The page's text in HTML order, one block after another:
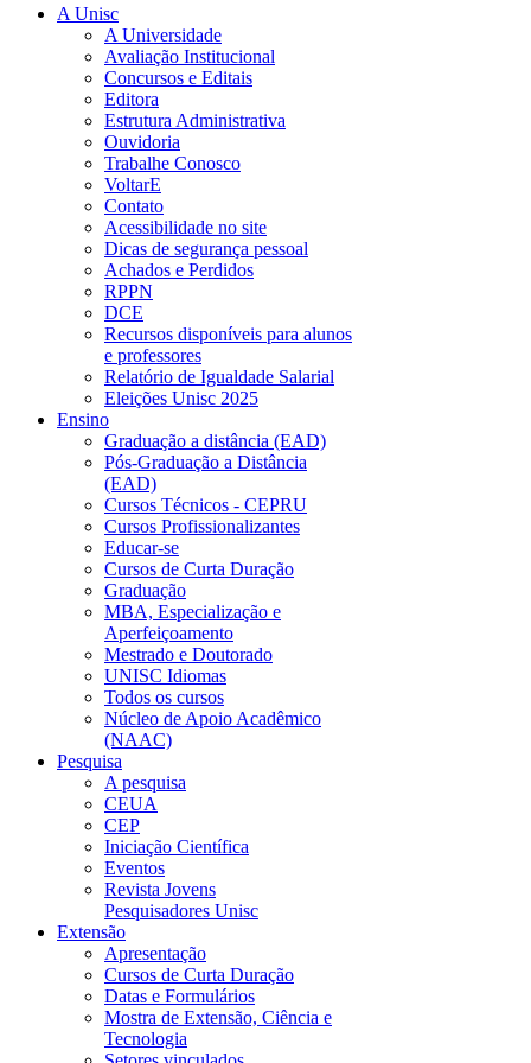
A Unisc
A Universidade
Avaliação Institucional
Concursos e Editais
Editora
Estrutura Administrativa
Ouvidoria
Trabalhe Conosco
VoltarE
Contato
Acessibilidade no site
Dicas de segurança pessoal
Achados e Perdidos
RPPN
DCE
Recursos disponíveis para alunos
e professores
Relatório de Igualdade Salarial
Eleições Unisc 2025
Ensino
Graduação a distância (EAD)
Pós-Graduação a Distância
(EAD)
Cursos Técnicos - CEPRU
Cursos Profissionalizantes
Educar-se
Cursos de Curta Duração
Graduação
MBA, Especialização e
Aperfeiçoamento
Mestrado e Doutorado
UNISC Idiomas
Todos os cursos
Núcleo de Apoio Acadêmico
(NAAC)
Pesquisa
A pesquisa
CEUA
CEP
Iniciação Científica
Eventos
Revista Jovens
Pesquisadores Unisc
Extensão
Apresentação
Cursos de Curta Duração
Datas e Formulários
Mostra de Extensão, Ciência e
Tecnologia